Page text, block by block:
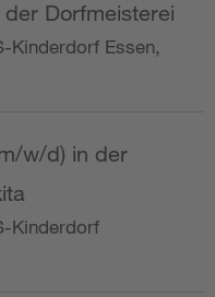
Dorfmeisterei
Kinderdorf Essen,
w/d) in der
Kinderdorf